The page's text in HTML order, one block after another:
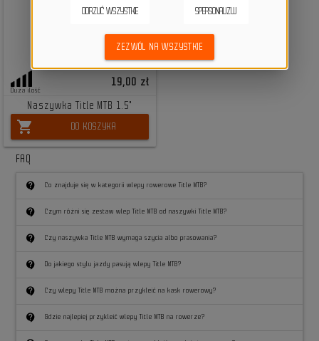
Duża ilość
19,00 zł
Naszywka Title MTB 1.5"
shopping_cart DO KOSZYKA
FAQ
contact_support Co znajduje się w kategorii wlepy rowerowe Title MTB?
contact_support Czym różni się zestaw wlep Title MTB od naszywki Title MTB?
contact_support Czy naszywka Title MTB wymaga szycia albo prasowania?
contact_support Do jakiego stylu jazdy pasują wlepy Title MTB?
contact_support Czy wlepy Title MTB można przykleić na kask rowerowy?
contact_support Gdzie najlepiej przykleić wlepy Title MTB na rowerze?
ODRZUĆ WSZYSTKIE SPERSONALIZUJ
ZEZWÓL NA WSZYSTKIE